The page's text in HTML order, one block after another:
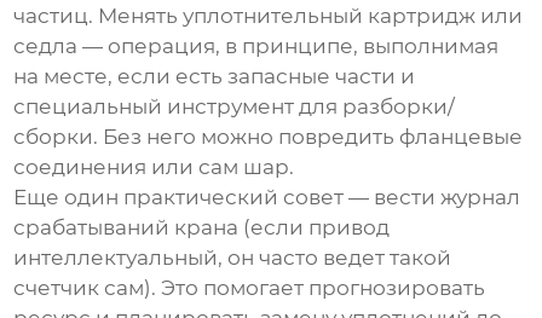
частиц. Менять уплотнительный картридж или
седла — операция, в принципе, выполнимая
на месте, если есть запасные части и
специальный инструмент для разборки/
сборки. Без него можно повредить фланцевые
соединения или сам шар.
Еще один практический совет — вести журнал
срабатываний крана (если привод
интеллектуальный, он часто ведет такой
счетчик сам). Это помогает прогнозировать